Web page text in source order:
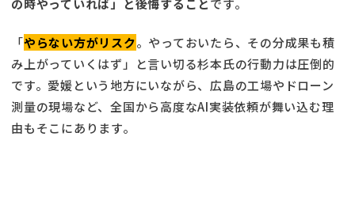
の時やっていれば」と後悔することです。
「やらない方がリスク。やっておいたら、その分成果も積
み上がっていくはず」と言い切る杉本氏の行動力は圧倒的
です。愛媛という地方にいながら、広島の工場やドローン
測量の現場など、全国から高度なAI実装依頼が舞い込む理
由もそこにあります。